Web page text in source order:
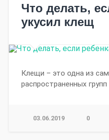
Что делать,
укусил клещ
Клещи – это одна из
распространенных
03.06.2019 0